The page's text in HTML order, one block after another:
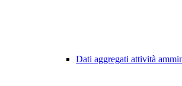
Dati aggregati attività